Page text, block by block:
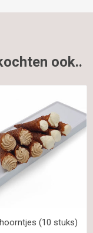
ook..
(10 stuks)